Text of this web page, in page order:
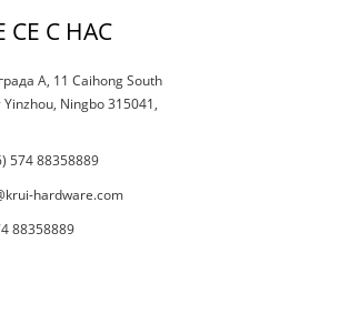
СЕ С НАС
A, 11 Caihong South
Yinzhou, Ningbo 315041,
574 88358889
hardware.com
88358889
10.12.21
Настоящото ограничаване засяга ли петна...